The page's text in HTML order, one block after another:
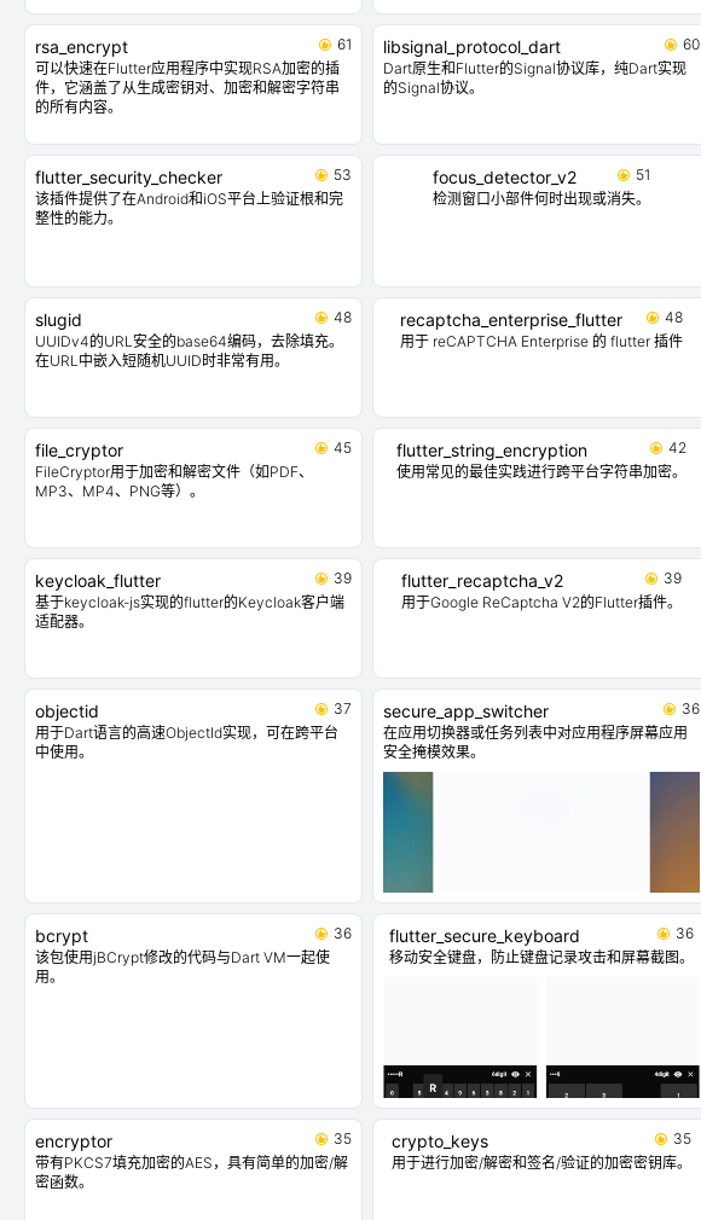
rsa_encrypt
61
可以快速在Flutter应用程序中实现RSA加密的插
件，它涵盖了从生成密钥对、加密和解密字符串
的所有内容。
libsignal_protocol_dart
60
Dart原生和Flutter的Signal协议库，纯Dart实现
的Signal协议。
flutter_security_checker
53
该插件提供了在Android和iOS平台上验证根和完
整性的能力。
focus_detector_v2
51
检测窗口小部件何时出现或消失。
slugid
48
UUIDv4的URL安全的base64编码，去除填充。
在URL中嵌入短随机UUID时非常有用。
recaptcha_enterprise_flutter
48
用于 reCAPTCHA Enterprise 的 flutter 插件
file_cryptor
45
FileCryptor用于加密和解密文件（如PDF、
MP3、MP4、PNG等）。
flutter_string_encryption
42
使用常见的最佳实践进行跨平台字符串加密。
keycloak_flutter
39
基于keycloak-js实现的flutter的Keycloak客户端
适配器。
flutter_recaptcha_v2
39
用于Google ReCaptcha V2的Flutter插件。
objectid
37
用于Dart语言的高速ObjectId实现，可在跨平台
中使用。
secure_app_switcher
36
在应用切换器或任务列表中对应用程序屏幕应用
安全掩模效果。
bcrypt
36
该包使用jBCrypt修改的代码与Dart VM一起使
用。
flutter_secure_keyboard
36
移动安全键盘，防止键盘记录攻击和屏幕截图。
encryptor
35
带有PKCS7填充加密的AES，具有简单的加密/解
密函数。
crypto_keys
35
用于进行加密/解密和签名/验证的加密密钥库。